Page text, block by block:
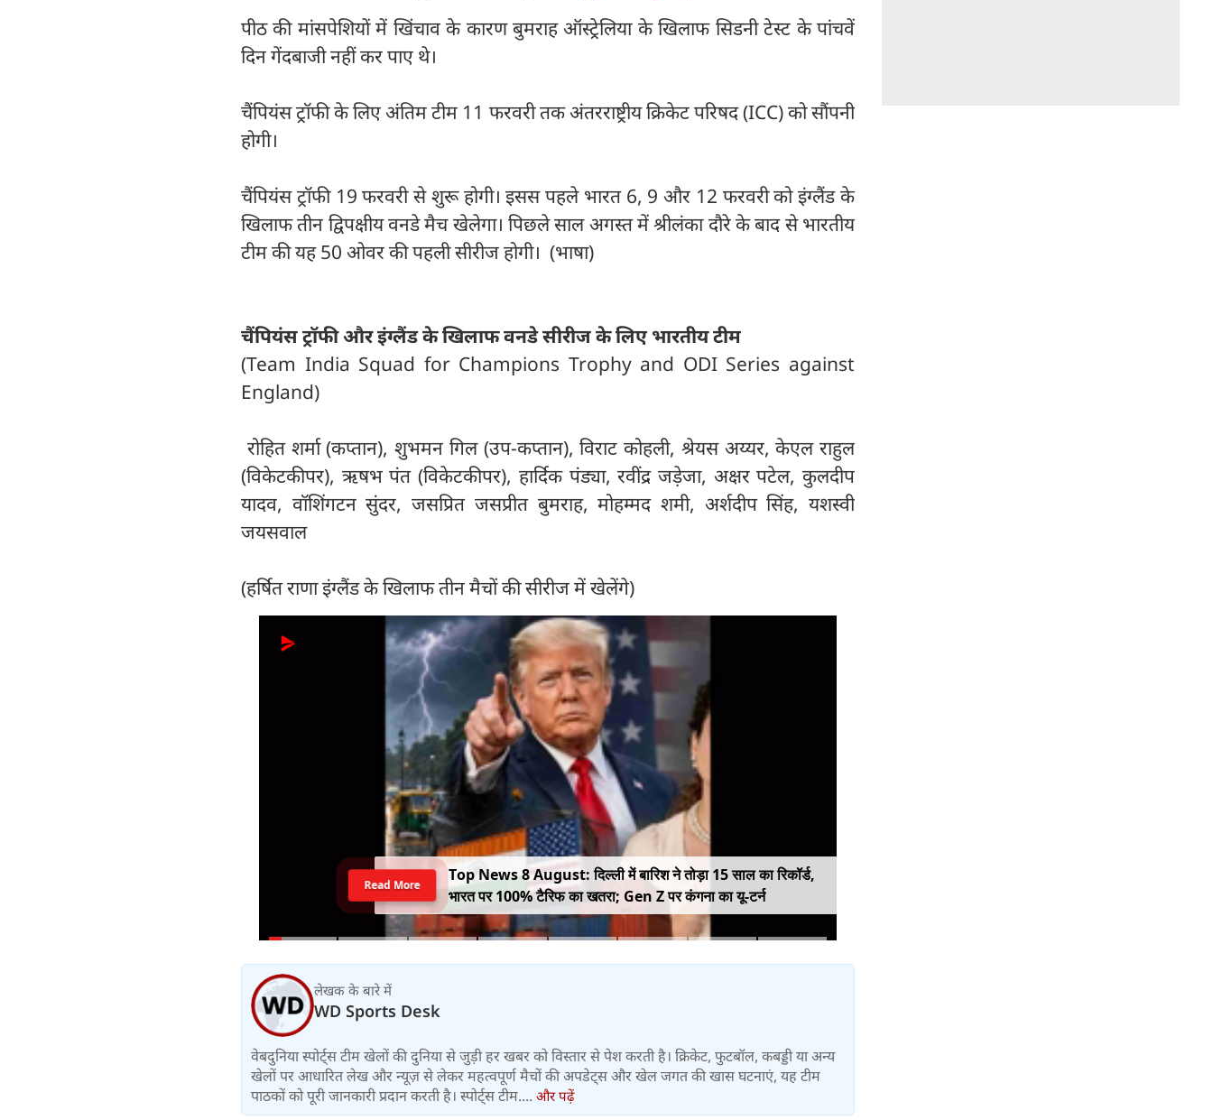
पीठ की मांसपेशियों में खिंचाव के कारण बुमराह ऑस्ट्रेलिया के खिलाफ सिडनी टेस्ट के पांचवें
दिन गेंदबाजी नहीं कर पाए थे।
चैंपियंस ट्रॉफी के लिए अंतिम टीम 11 फरवरी तक अंतरराष्ट्रीय क्रिकेट परिषद (ICC) को सौंपनी
होगी।
चैंपियंस ट्रॉफी 19 फरवरी से शुरू होगी। इसस पहले भारत 6, 9 और 12 फरवरी को इंग्लैंड के
खिलाफ तीन द्विपक्षीय वनडे मैच खेलेगा। पिछले साल अगस्त में श्रीलंका दौरे के बाद से भारतीय
टीम की यह 50 ओवर की पहली सीरीज होगी। (भाषा)
चैंपियंस ट्रॉफी और इंग्लैंड के खिलाफ वनडे सीरीज के लिए भारतीय टीम
(Team India Squad for Champions Trophy and ODI Series against
England)
रोहित शर्मा (कप्तान), शुभमन गिल (उप-कप्तान), विराट कोहली, श्रेयस अय्यर, केएल राहुल
(विकेटकीपर), ऋषभ पंत (विकेटकीपर), हार्दिक पंड्या, रवींद्र जड़ेजा, अक्षर पटेल, कुलदीप
यादव, वॉशिंगटन सुंदर, जसप्रित जसप्रीत बुमराह, मोहम्मद शमी, अर्शदीप सिंह, यशस्वी
जयसवाल
(हर्षित राणा इंग्लैंड के खिलाफ तीन मैचों की सीरीज में खेलेंगे)
Top News 8 August: दिल्ली में बारिश ने तोड़ा 15 साल का रिकॉर्ड,
भारत पर 100% टैरिफ का खतरा; Gen Z पर कंगना का यू-टर्न
Read More
लेखक के बारे में
WD Sports Desk
वेबदुनिया स्पोर्ट्स टीम खेलों की दुनिया से जुड़ी हर खबर को विस्तार से पेश करती है। क्रिकेट, फुटबॉल, कबड्डी या अन्य
खेलों पर आधारित लेख और न्यूज़ से लेकर महत्वपूर्ण मैचों की अपडेट्स और खेल जगत की खास घटनाएं, यह टीम
पाठकों को पूरी जानकारी प्रदान करती है। स्पोर्ट्स टीम.... और पढ़ें